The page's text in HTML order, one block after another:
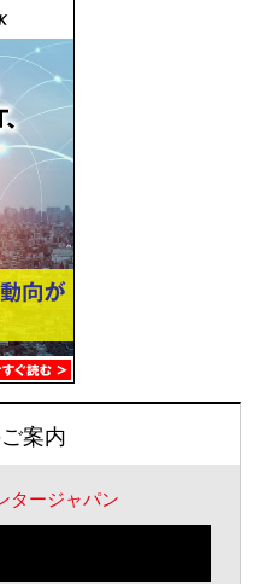
案内
タージャパン